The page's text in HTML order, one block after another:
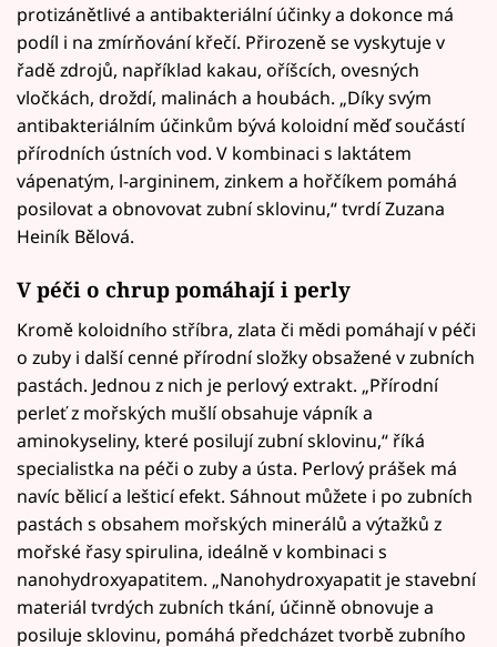
protizánětlivé a antibakteriální účinky a dokonce má
podíl i na zmírňování křečí. Přirozeně se vyskytuje v
řadě zdrojů, například kakau, oříšcích, ovesných
vločkách, droždí, malinách a houbách. „Díky svým
antibakteriálním účinkům bývá koloidní měď součástí
přírodních ústních vod. V kombinaci s laktátem
vápenatým, l-argininem, zinkem a hořčíkem pomáhá
posilovat a obnovovat zubní sklovinu,“ tvrdí Zuzana
Heiník Bělová.
V péči o chrup pomáhají i perly
Kromě koloidního stříbra, zlata či mědi pomáhají v péči
o zuby i další cenné přírodní složky obsažené v zubních
pastách. Jednou z nich je perlový extrakt. „Přírodní
perleť z mořských mušlí obsahuje vápník a
aminokyseliny, které posilují zubní sklovinu,“ říká
specialistka na péči o zuby a ústa. Perlový prášek má
navíc bělicí a lešticí efekt. Sáhnout můžete i po zubních
pastách s obsahem mořských minerálů a výtažků z
mořské řasy spirulina, ideálně v kombinaci s
nanohydroxyapatitem. „Nanohydroxyapatit je stavební
materiál tvrdých zubních tkání, účinně obnovuje a
posiluje sklovinu, pomáhá předcházet tvorbě zubního